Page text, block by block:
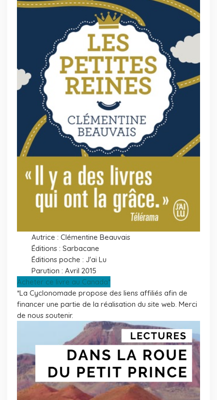
Autrice : Clémentine Beauvais
Éditions : Sarbacane
Éditions poche : J'ai Lu
Parution : Avril 2015
Acheter ce livre au Canada*
*La Cyclonomade propose des liens affiliés afin de
financer une partie de la réalisation du site web. Merci
de nous soutenir.